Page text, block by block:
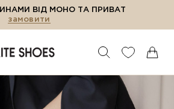
ВІД МОНО ТА ПРИВАТ
замовити